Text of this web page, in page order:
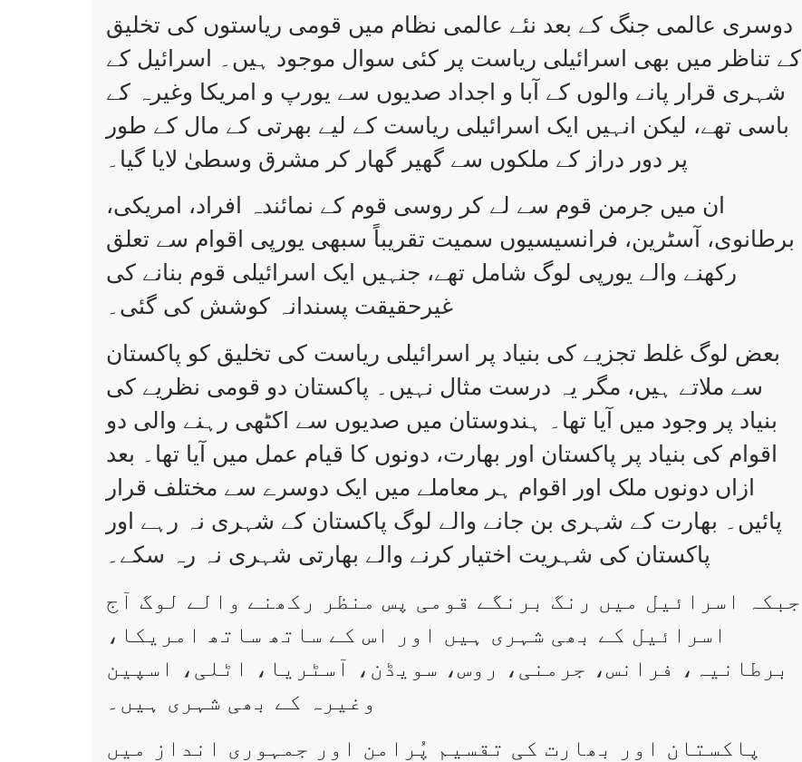
دوسری عالمی جنگ کے بعد نئے عالمی نظام میں قومی ریاستوں کی تخلیق
کے تناظر میں بھی اسرائیلی ریاست پر کئی سوال موجود ہیں۔ اسرائیل کے
شہری قرار پانے والوں کے آبا و اجداد صدیوں سے یورپ و امریکا وغیرہ کے
باسی تھے، لیکن انہیں ایک اسرائیلی ریاست کے لیے بھرتی کے مال کے طور
پر دور دراز کے ملکوں سے گھیر گھار کر مشرق وسطیٰ لایا گیا۔
ان میں جرمن قوم سے لے کر روسی قوم کے نمائندہ افراد، امریکی،
برطانوی، آسٹرین، فرانسیسیوں سمیت تقریباً سبھی یورپی اقوام سے تعلق
رکھنے والے یورپی لوگ شامل تھے، جنہیں ایک اسرائیلی قوم بنانے کی
غیرحقیقت پسندانہ کوشش کی گئی۔
بعض لوگ غلط تجزیے کی بنیاد پر اسرائیلی ریاست کی تخلیق کو پاکستان
سے ملاتے ہیں، مگر یہ درست مثال نہیں۔ پاکستان دو قومی نظریے کی
بنیاد پر وجود میں آیا تھا۔ ہندوستان میں صدیوں سے اکٹھی رہنے والی دو
اقوام کی بنیاد پر پاکستان اور بھارت، دونوں کا قیام عمل میں آیا تھا۔ بعد
ازاں دونوں ملک اور اقوام ہر معاملے میں ایک دوسرے سے مختلف قرار
پائیں۔ بھارت کے شہری بن جانے والے لوگ پاکستان کے شہری نہ رہے اور
پاکستان کی شہریت اختیار کرنے والے بھارتی شہری نہ رہ سکے۔
جبکہ اسرائیل میں رنگ برنگے قومی پس منظر رکھنے والے لوگ آج
اسرائیل کے بھی شہری ہیں اور اس کے ساتھ ساتھ امریکا،
برطانیہ، فرانس، جرمنی، روس، سویڈن، آسٹریا، اٹلی، اسپین
وغیرہ کے بھی شہری ہیں۔
پاکستان اور بھارت کی تقسیم پُرامن اور جمہوری انداز میں